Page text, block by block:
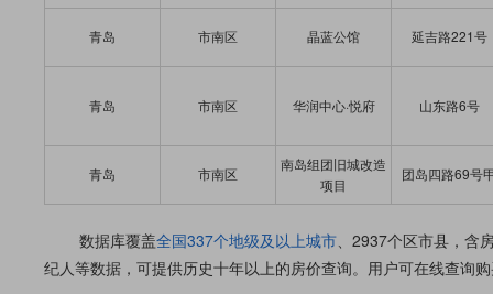
青岛 市南区 晶蓝公馆 延吉路221号
青岛 市南区 华润中心·悦府 山东路6号
青岛 市南区
南岛组团旧城改造
项目
团岛四路69号
数据库覆盖全国337个地级及以上城市、2937个区市县，含
纪人等数据，可提供历史十年以上的房价查询。用户可在线查询